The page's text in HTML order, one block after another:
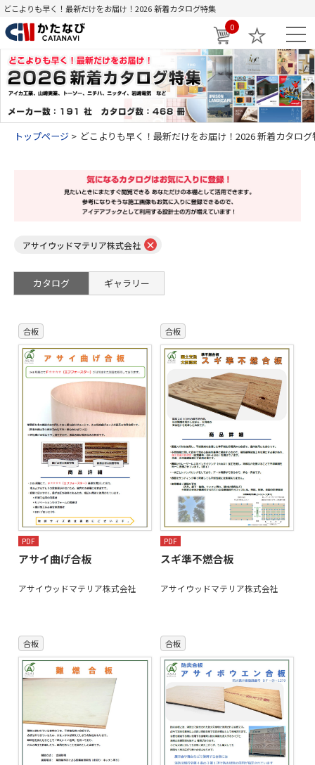
どこよりも早く！最新だけをお届け！2026 新着カタログ特集
0
トップページ どこよりも早く！最新だけをお届け！2026 新着カタログ
アサイウッドマテリア株式会社 ×
カタログ ギャラリー
合板
PDF
アサイ曲げ合板
アサイウッドマテリア株式会社
合板
PDF
スギ準不燃合板
アサイウッドマテリア株式会社
合板 合板